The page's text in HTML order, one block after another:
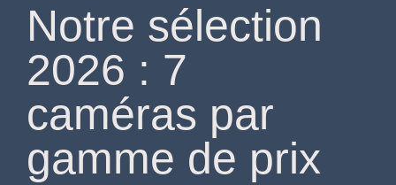
Notre sélection
2026 : 7
caméras par
gamme de prix